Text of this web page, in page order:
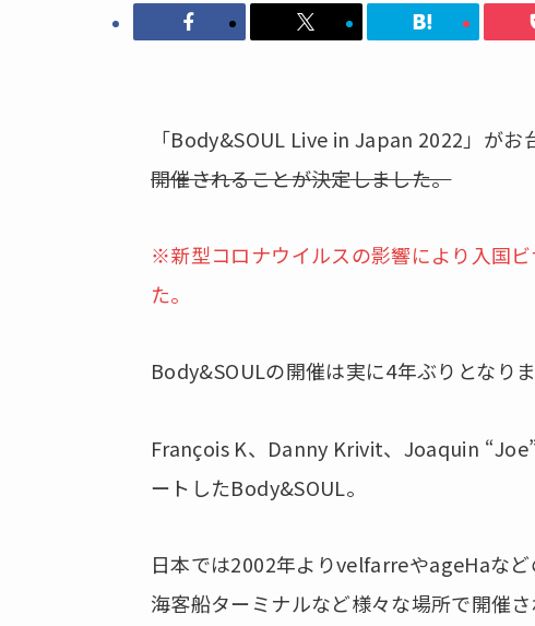
「Body&SOUL Live in Japan 2022」がお
開催されることが決定しました。
※新型コロナウイルスの影響により入国
た。
Body&SOULの開催は実に4年ぶりとなりま
François K、Danny Krivit、Joaquin
ートしたBody&SOUL。
日本では2002年よりvelfarreやageHaな
海客船ターミナルなど様々な場所で開催さ